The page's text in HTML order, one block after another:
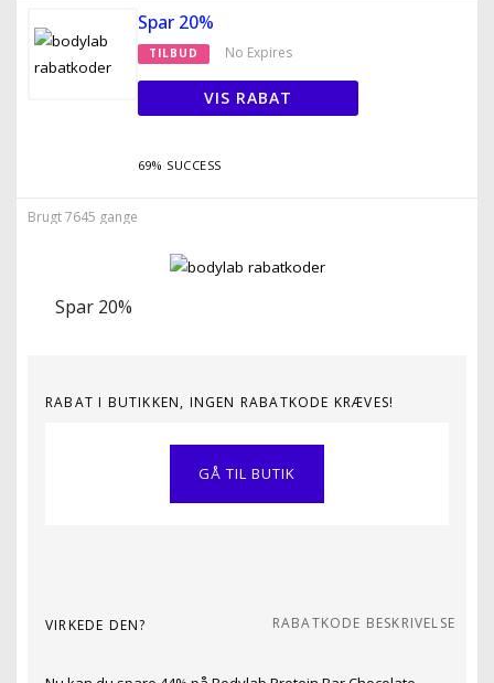
Spar 20%
TILBUD No Expires
VIS RABAT
69% SUCCESS
Brugt 7645 gange
Spar 20%
RABAT I BUTIKKEN, INGEN RABATKODE KRÆVES!
GÅ TIL BUTIK
VIRKEDE DEN? RABATKODE BESKRIVELSE